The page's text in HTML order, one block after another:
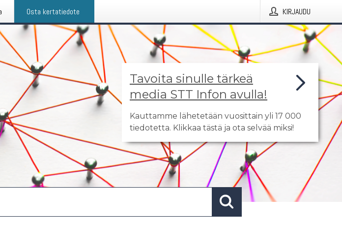
Osta kertatiedote KIRJAUDU
Tavoita sinulle tärkeä
media STT Infon avulla!
Kauttamme lähetetään vuosittain yli 17 000
tiedotetta. Klikkaa tästä ja ota selvää miksi!